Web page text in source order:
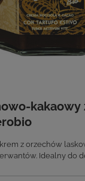
z orzechów
Idealny do